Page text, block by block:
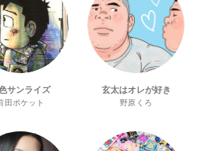
サンライズ
田ポケット
玄太はオレが好き
野原くろ